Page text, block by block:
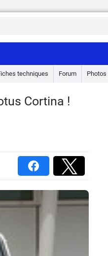
techniques Forum Photos
Cortina !